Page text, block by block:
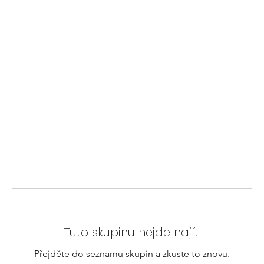
Tuto skupinu nejde najít.
Přejděte do seznamu skupin a zkuste to znovu.